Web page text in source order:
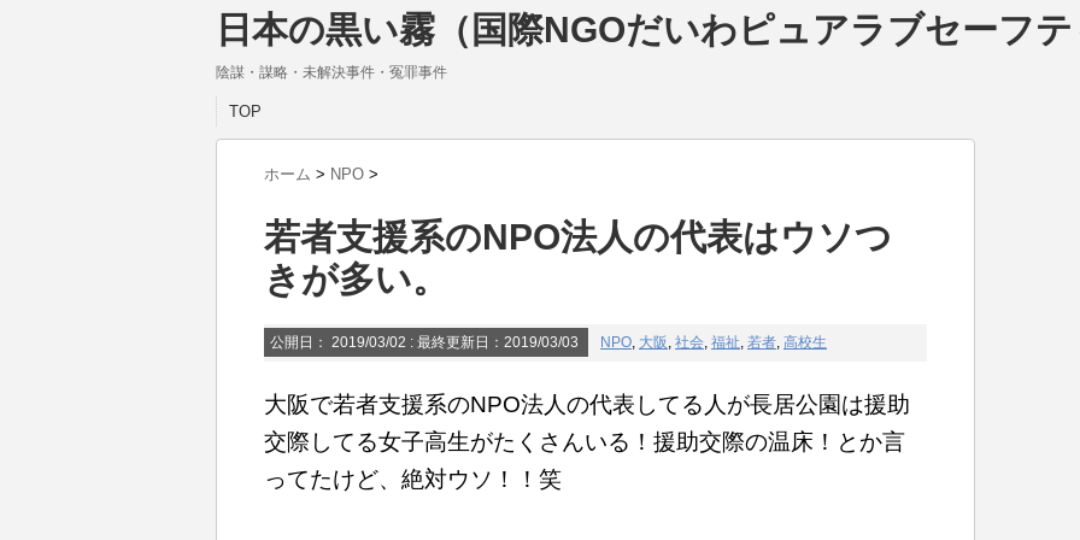
日本の黒い霧（国際NGOだいわピュアラブセーフテ
陰謀・謀略・未解決事件・冤罪事件
TOP
ホーム > NPO >
若者支援系のNPO法人の代表はウソつ
きが多い。
公開日： 2019/03/02 : 最終更新日：2019/03/03 NPO, 大阪 , 社会, 福祉, 若者, 高校生
大阪で若者支援系のNPO法人の代表してる人が長居公園は援助
交際してる女子高生がたくさんいる！援助交際の温床！とか言
ってたけど、絶対ウソ！！笑